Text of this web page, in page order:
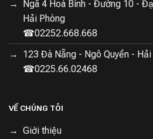
dinh dưỡng và an toàn trong thời
Ngã 4 Hoà Bình - Đường 10 -
Hải Phòng
☎02252.668.668
123 Đà Nẵng - Ngô Quyền -
☎0225.66.02468
VỀ CHÚNG TÔI
Giới thiệu